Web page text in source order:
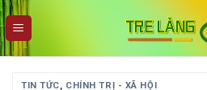
Skip
to
content
TIN TỨC, CHÍNH TRỊ - XÃ HỘI